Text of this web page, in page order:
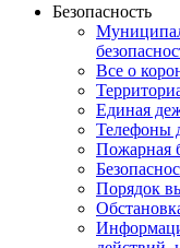
Безопасность
Все о
Единая
Телефоны
Пожарная
Порядок